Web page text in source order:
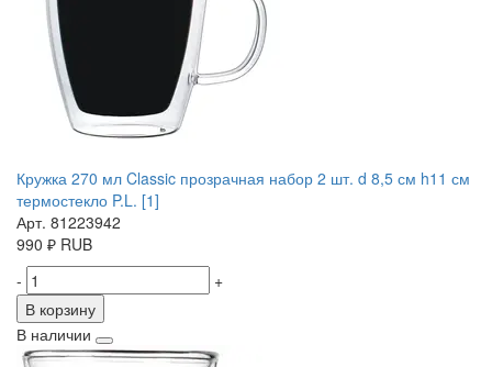
Кружка 270 мл Classic прозрачная набор 2 шт. d 8,5 см h11 см
термостекло P.L. [1]
Арт. 81223942
990 ₽ RUB
-
+
В корзину
В наличии